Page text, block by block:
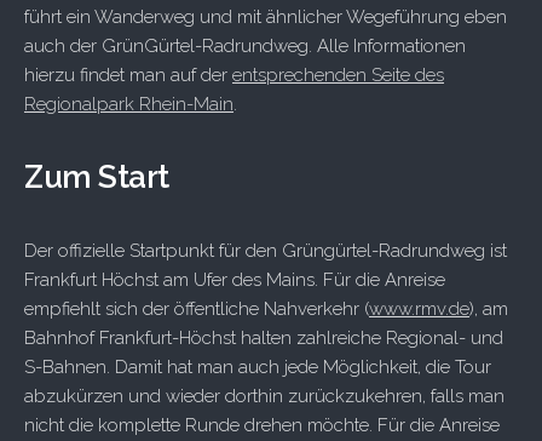
führt ein Wanderweg und mit ähnlicher Wegeführung eben
auch der GrünGürtel-Radrundweg. Alle Informationen
hierzu findet man auf der entsprechenden Seite des
Regionalpark Rhein-Main.
Zum Start
Der offizielle Startpunkt für den Grüngürtel-Radrundweg ist
Frankfurt Höchst am Ufer des Mains. Für die Anreise
empfiehlt sich der öffentliche Nahverkehr (www.rmv.de), am
Bahnhof Frankfurt-Höchst halten zahlreiche Regional- und
S-Bahnen. Damit hat man auch jede Möglichkeit, die Tour
abzukürzen und wieder dorthin zurückzukehren, falls man
nicht die komplette Runde drehen möchte. Für die Anreise